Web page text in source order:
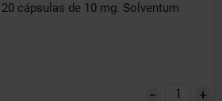
cápsulas de 10 mg. Solventum